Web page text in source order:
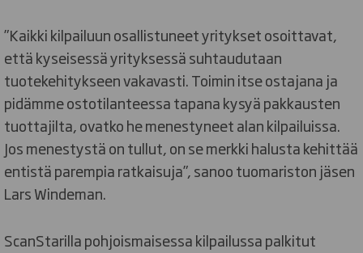
”Kaikki kilpailuun osallistuneet yritykset osoittavat,
että kyseisessä yrityksessä suhtaudutaan
tuotekehitykseen vakavasti. Toimin itse ostajana ja
pidämme ostotilanteessa tapana kysyä pakkausten
tuottajilta, ovatko he menestyneet alan kilpailuissa.
Jos menestystä on tullut, on se merkki halusta kehittää
entistä parempia ratkaisuja”, sanoo tuomariston jäsen
Lars Windeman.
ScanStarilla pohjoismaisessa kilpailussa palkitut